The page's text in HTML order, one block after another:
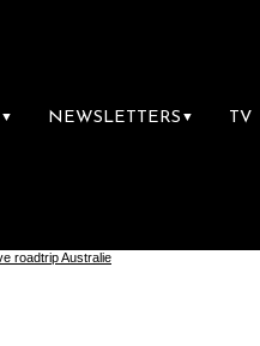
▼ NEWSLETTERS ▼ TV